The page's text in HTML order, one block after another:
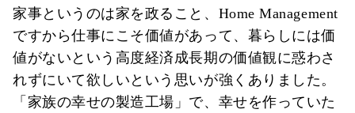
家事というのは家を政ること、Home Management
ですから仕事にこそ価値があって、暮らしには価
値がないという高度経済成長期の価値観に惑わさ
れずにいて欲しいという思いが強くありました。
「家族の幸せの製造工場」で、幸せを作っていた